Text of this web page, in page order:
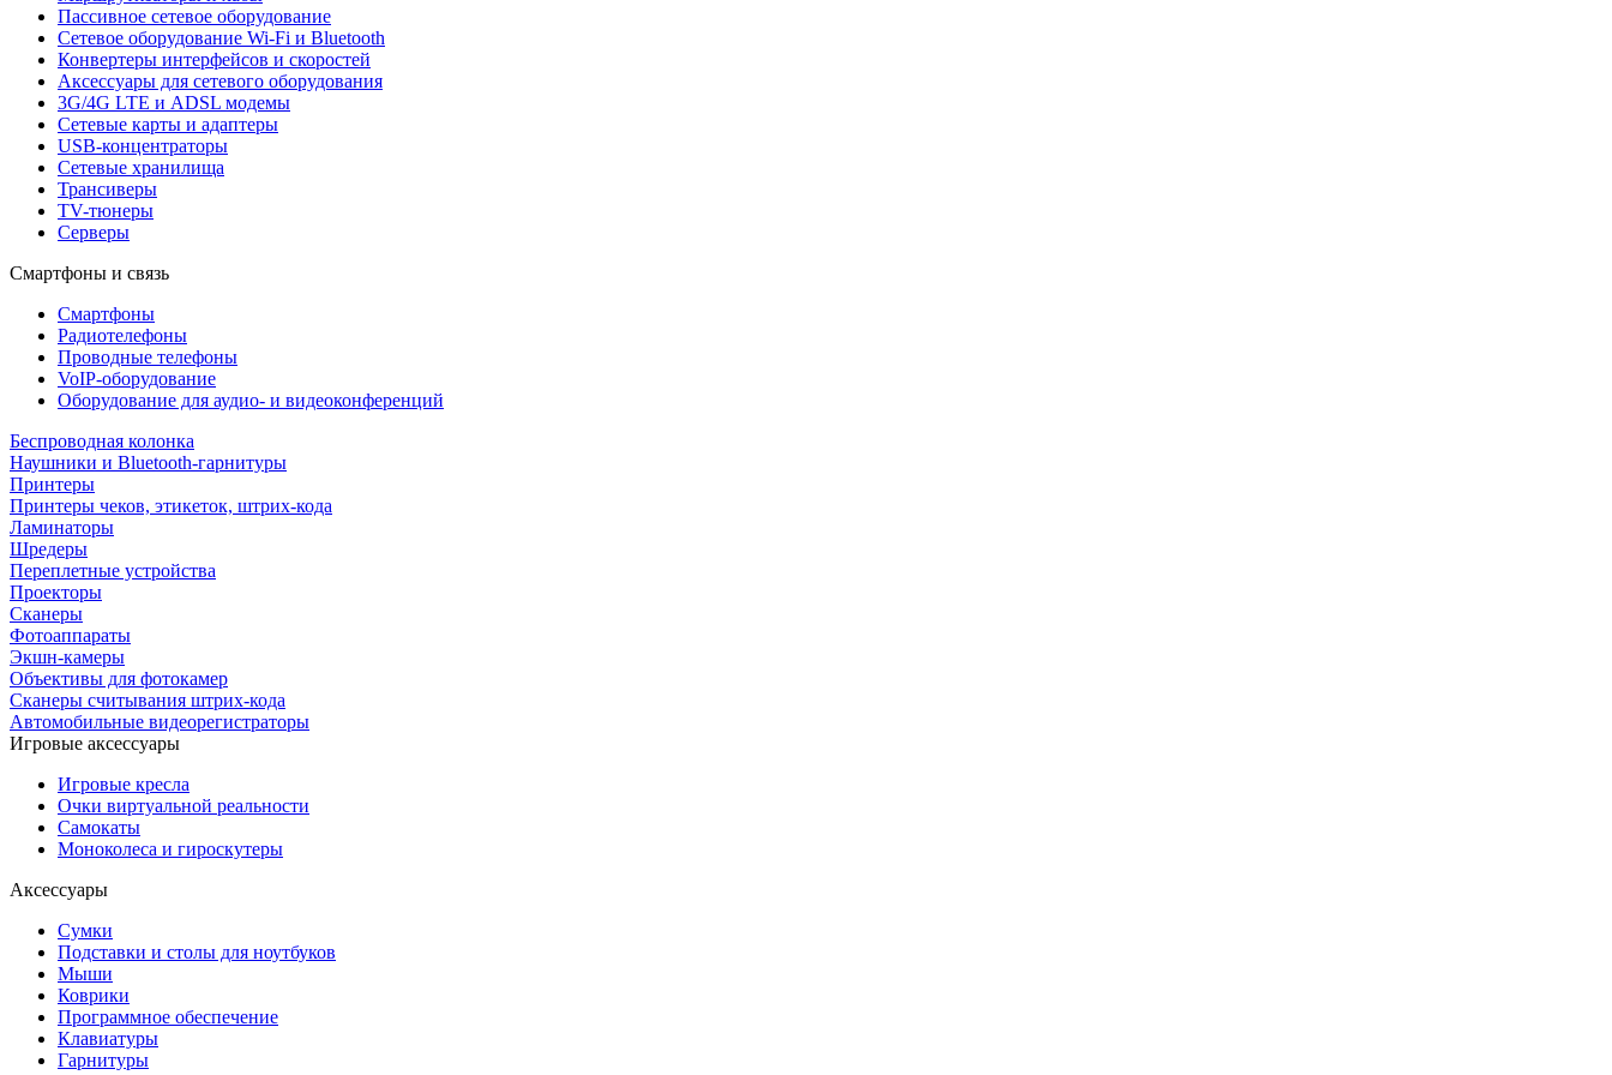
Пассивное сетевое оборудование
Сетевое оборудование Wi-Fi и Bluetooth
Конвертеры интерфейсов и скоростей
Аксессуары для сетевого оборудования
3G/4G LTE и ADSL модемы
Сетевые карты и адаптеры
USB-концентраторы
Сетевые хранилища
Трансиверы
TV-тюнеры
Серверы
Смартфоны и связь
Смартфоны
Радиотелефоны
Проводные телефоны
VoIP-оборудование
Оборудование для аудио- и видеоконференций
Беспроводная колонка
Наушники и Bluetooth-гарнитуры
Принтеры
Принтеры чеков, этикеток, штрих-кода
Ламинаторы
Шредеры
Переплетные устройства
Проекторы
Сканеры
Фотоаппараты
Экшн-камеры
Объективы для фотокамер
Сканеры считывания штрих-кода
Автомобильные видеорегистраторы
Игровые аксессуары
Игровые кресла
Очки виртуальной реальности
Самокаты
Моноколеса и гироскутеры
Аксессуары
Сумки
Подставки и столы для ноутбуков
Мыши
Коврики
Программное обеспечение
Клавиатуры
Гарнитуры